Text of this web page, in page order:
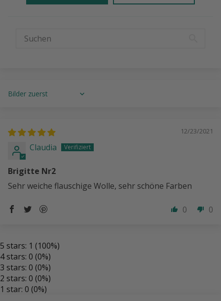
Sort by
12/23/2021
Claudia
Brigitte Nr2
Sehr weiche flauschige Wolle, sehr schöne Farben
0 0
5 stars: 1 (100%)
4 stars: 0 (0%)
3 stars: 0 (0%)
2 stars: 0 (0%)
1 star: 0 (0%)